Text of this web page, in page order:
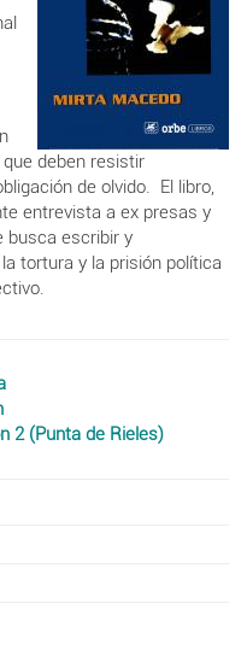
deben resistir
de olvido. El libro,
entrevista a ex presas y
busca escribir y
tortura y la prisión política
2 (Punta de Rieles)